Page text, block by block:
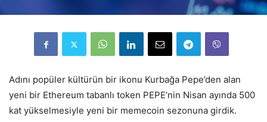
Adını popüler kültürün bir ikonu Kurbağa Pepe’den alan
yeni bir Ethereum tabanlı token PEPE’nin Nisan ayında 500
kat yükselmesiyle yeni bir memecoin sezonuna girdik.